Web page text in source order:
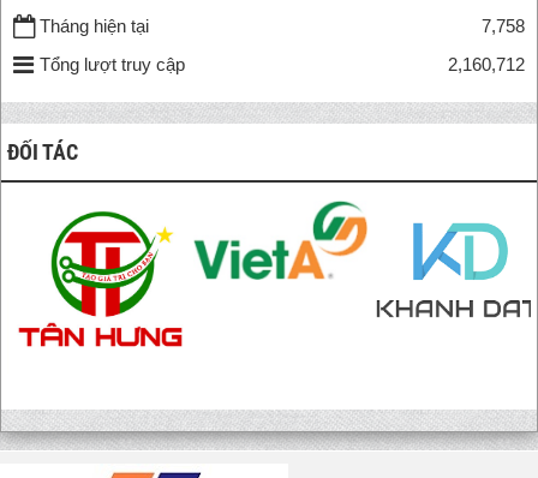
Tháng hiện tại
7,758
Tổng lượt truy cập
2,160,712
ĐỐI TÁC